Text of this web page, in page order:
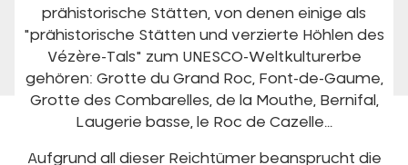
prähistorische Stätten, von denen einige als
"prähistorische Stätten und verzierte Höhlen des
Vézère-Tals" zum UNESCO-Weltkulturerbe
gehören: Grotte du Grand Roc, Font-de-Gaume,
Grotte des Combarelles, de la Mouthe, Bernifal,
Laugerie basse, le Roc de Cazelle...
Aufgrund all dieser Reichtümer beansprucht die